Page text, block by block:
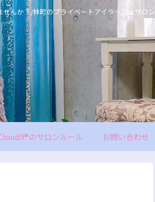
んか？/林町のプライベートアイラッシュサロン
のサロンルール お問い合わせ